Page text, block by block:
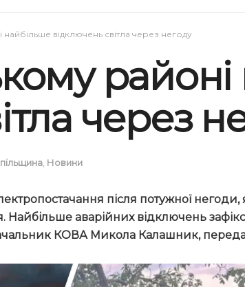
відключень світла через негоду
через
, Новини
після потужної негоди,
аварійних відключень
КОВА Микола Калашник,